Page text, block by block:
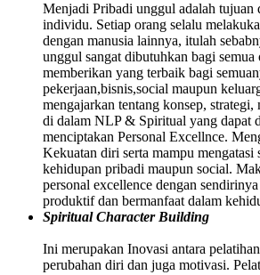
Menjadi Pribadi unggul adalah tujuan
individu. Setiap orang selalu
dengan manusia lainnya, itulah
unggul sangat dibutuhkan bagi semua
memberikan yang terbaik bagi
pekerjaan,bisnis,social maupun
mengajarkan tentang konsep,
di dalam NLP & Spiritual yang dapat
menciptakan Personal Excellnce.
Kekuatan diri serta mampu mengatasi
kehidupan pribadi maupun social.
personal excellence dengan
produktif dan bermanfaat dalam
Spiritual Character Building
Ini merupakan Inovasi antara
perubahan diri dan juga motivasi.